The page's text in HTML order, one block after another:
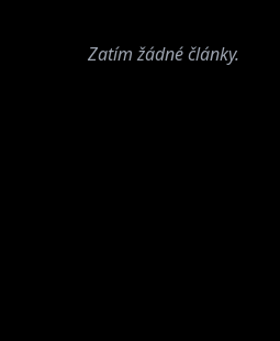
Zatím žádné články.